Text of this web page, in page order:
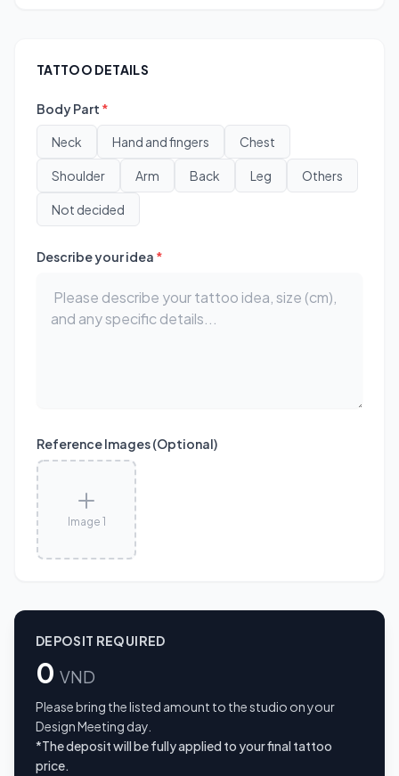
TATTOO DETAILS
Body Part *
Neck Hand and fingers Chest
Shoulder Arm Back Leg Others
Not decided
Describe your idea *
Reference Images (Optional)
Image 1
DEPOSIT REQUIRED
0 VND
Please bring the listed amount to the studio on your
Design Meeting day.
*The deposit will be fully applied to your final tattoo
price.